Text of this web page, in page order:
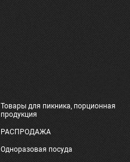
Товары для пикника, порционная
продукция
РАСПРОДАЖА
Одноразовая посуда